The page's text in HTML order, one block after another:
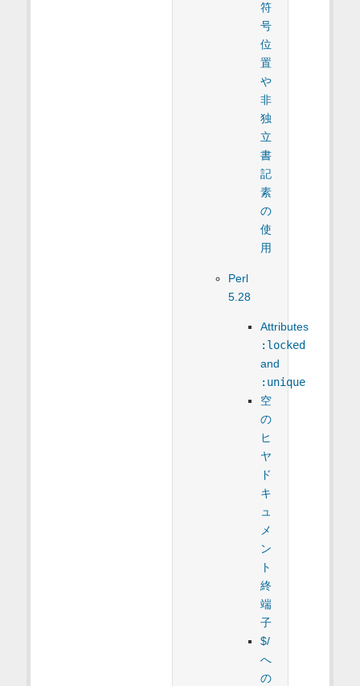
符
号
位
置
や
非
独
立
書
記
素
の
使
用
Perl
5.28
Attributes
:locked
and
:unique
空
の
ヒ
ヤ
ド
キ
ュ
メ
ン
ト
終
端
子
$/
へ
の